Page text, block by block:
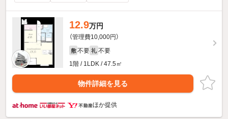
12.9万円
（管理費10,000円）
敷 不要 礼 不要
1階 / 1LDK / 47.5㎡
物件詳細を見る
ほか提供